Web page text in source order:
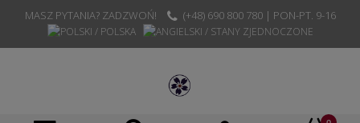
MASZ PYTANIA? ZADZWOŃ! (+48) 690 800 780 | PON-PT. 9-16